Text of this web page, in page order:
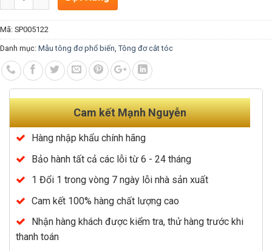
Mã: SP005122
Danh mục: Mẫu tông đơ phổ biến Tông đơ cắt tóc
Cam kết Mạnh Nguyễn
Hàng nhập khẩu chính hãng
Bảo hành tất cả các lỗi từ 6 - 24 tháng
1 Đổi 1 trong vòng 7 ngày lỗi nhà sản xuất
Cam kết 100% hàng chất lượng cao
Nhận hàng khách được kiểm tra, thử hàng trước khi
thanh toán